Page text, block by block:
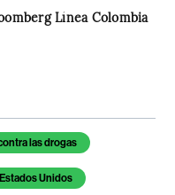
Línea Colombia
las drogas
Estados Unidos